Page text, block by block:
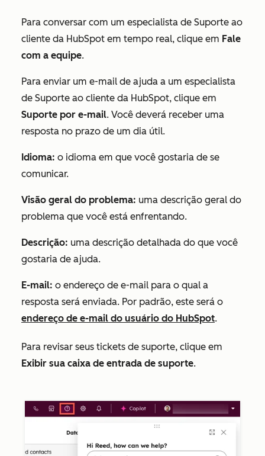
Para conversar com um especialista de Suporte ao
cliente da HubSpot em tempo real, clique em Fale
com a equipe.
Para enviar um e-mail de ajuda a um especialista
de Suporte ao cliente da HubSpot, clique em
Suporte por e-mail. Você deverá receber uma
resposta no prazo de um dia útil.
Idioma: o idioma em que você gostaria de se
comunicar.
Visão geral do problema: uma descrição geral do
problema que você está enfrentando.
Descrição: uma descrição detalhada do que você
gostaria de ajuda.
E-mail: o endereço de e-mail para o qual a
resposta será enviada. Por padrão, este será o
endereço de e-mail do usuário do HubSpot.
Para revisar seus tickets de suporte, clique em
Exibir sua caixa de entrada de suporte.